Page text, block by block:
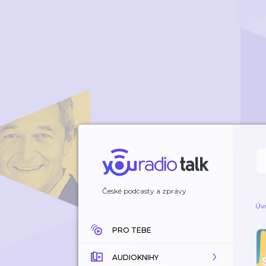
České podcasty a zprávy
PRO TEBE
AUDIOKNIHY